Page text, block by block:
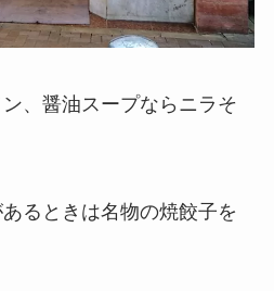
、醤油スープならニラそ
るときは名物の焼餃子を